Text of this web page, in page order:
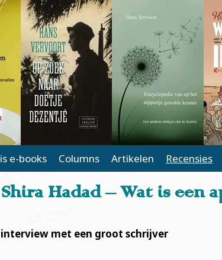
e-books Columns Artikelen Recensies
Hadad – Wat is een
met een groot schrijver